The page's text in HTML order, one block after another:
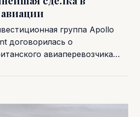
группа Apollo
договорилась о
авиаперевозчика…